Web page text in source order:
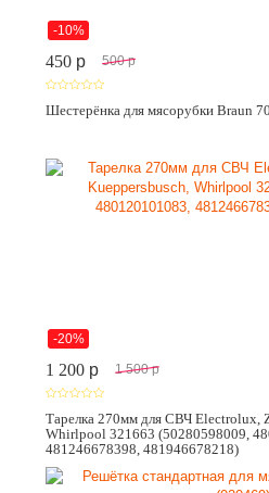
-10%
450 p 500 p
Шестерёнка для мясорубки Braun
-20%
1 200 p 1 500 p
Тарелка 270мм для СВЧ Electrolux,
Whirlpool 321663 (50280598009,
481246678398, 481946678218)